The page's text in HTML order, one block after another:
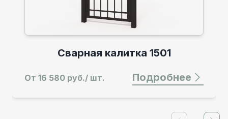
Сварная калитка 1501
580 руб./ шт. Подробнее От